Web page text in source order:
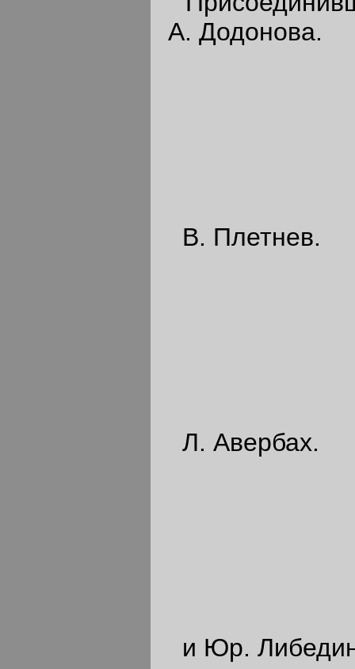
А. Додонова.
В. Плетнев.
Л. Авербах.
и Юр.